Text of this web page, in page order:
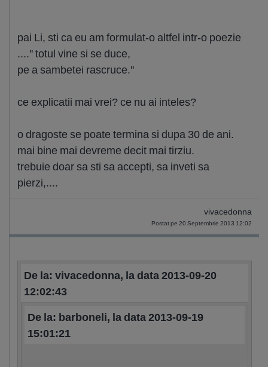
pai Li, sti ca eu am formulat-o altfel intr-o poezie
....'' totul vine si se duce,
pe a sambetei rascruce.''
ce explicatii mai vrei? ce nu ai inteles?
o dragoste se poate termina si dupa 30 de ani.
mai bine mai devreme decit mai tirziu.
trebuie doar sa sti sa accepti, sa inveti sa
pierzi,....
vivacedonna
Postat pe 20 Septembrie 2013 12:02
De la: vivacedonna, la data 2013-09-20
12:02:43
De la: barboneli, la data 2013-09-19
15:01:21